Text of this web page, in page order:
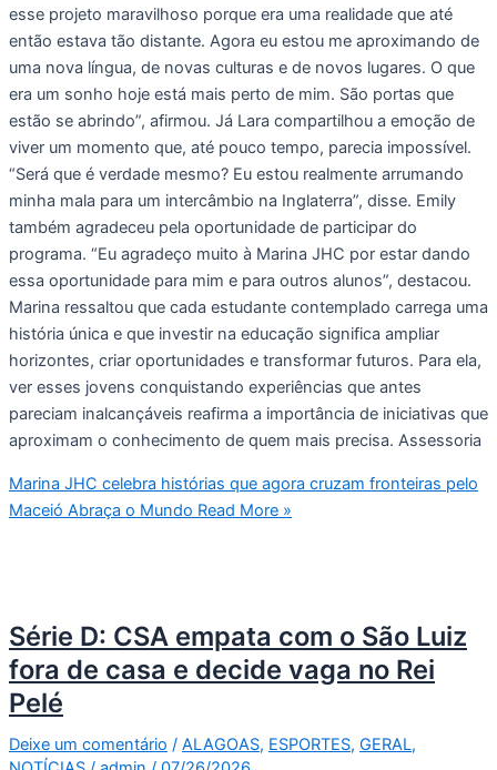
esse projeto maravilhoso porque era uma realidade que até
então estava tão distante. Agora eu estou me aproximando de
uma nova língua, de novas culturas e de novos lugares. O que
era um sonho hoje está mais perto de mim. São portas que
estão se abrindo”, afirmou. Já Lara compartilhou a emoção de
viver um momento que, até pouco tempo, parecia impossível.
“Será que é verdade mesmo? Eu estou realmente arrumando
minha mala para um intercâmbio na Inglaterra”, disse. Emily
também agradeceu pela oportunidade de participar do
programa. “Eu agradeço muito à Marina JHC por estar dando
essa oportunidade para mim e para outros alunos”, destacou.
Marina ressaltou que cada estudante contemplado carrega uma
história única e que investir na educação significa ampliar
horizontes, criar oportunidades e transformar futuros. Para ela,
ver esses jovens conquistando experiências que antes
pareciam inalcançáveis reafirma a importância de iniciativas que
aproximam o conhecimento de quem mais precisa. Assessoria
Marina JHC celebra histórias que agora cruzam fronteiras pelo
Maceió Abraça o Mundo Read More »
Série D: CSA empata com o São Luiz
fora de casa e decide vaga no Rei
Pelé
Deixe um comentário / ALAGOAS, ESPORTES, GERAL,